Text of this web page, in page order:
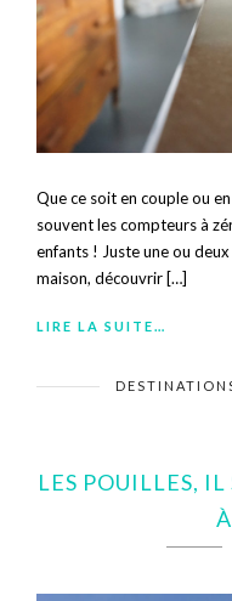
Que ce soit en couple ou
souvent les compteurs à
enfants ! Juste une ou
maison, découvrir […]
LIRE LA SUITE…
LES POUILLES, IL